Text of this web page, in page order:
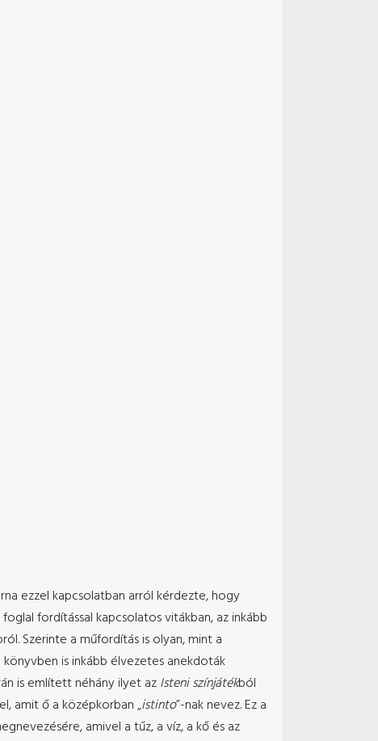
ezzel kapcsolatban arról kérdezte, hogy
fordítással kapcsolatos vitákban, az inkább
Szerinte a műfordítás is olyan, mint a
is inkább élvezetes anekdoták
is említett néhány ilyet azIsteni színjátékból
amit ő a középkorban „istinto”-nak nevez. Ez a
amivel a tűz, a víz, a kő és az